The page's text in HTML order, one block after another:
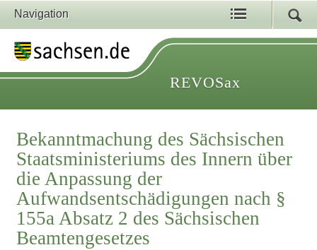
Navigation
REVOSax
Bekanntmachung des Sächsischen
Staatsministeriums des Innern über
die Anpassung der
Aufwandsentschädigungen nach §
155a Absatz 2 des Sächsischen
Beamtengesetzes